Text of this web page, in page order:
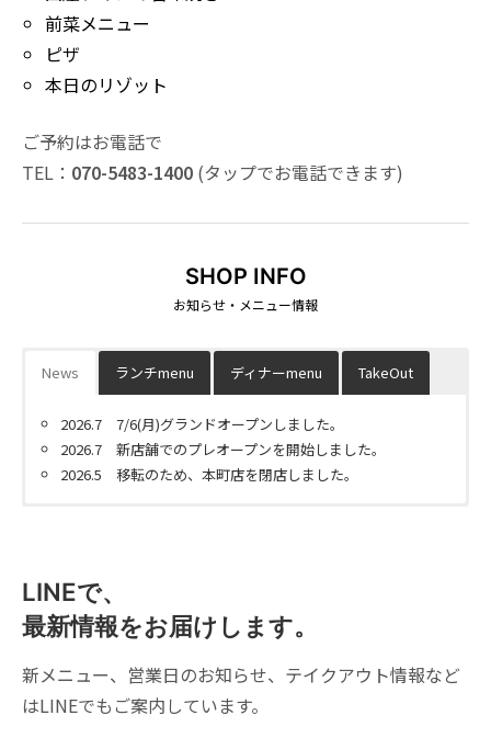
前菜メニュー
ピザ
本日のリゾット
ご予約はお電話で
TEL： 070-5483-1400 (タップでお電話できます)
SHOP INFO
お知らせ・メニュー情報
News ランチmenu ディナーmenu TakeOut
2026.7 7/6(月)グランドオープンしました。
2026.7 新店舗でのプレオープンを開始しました。
2026.5 移転のため、本町店を閉店しました。
ハーフ＆ハーフ(トマト・クリーム)
トマト(ロッソ)パスタ
Oilパスタランチ(ペペロンチーノ)
3,300円
本日のグリーンサラダ
本日のパスタ（クリーム／トマト／オイル）または リゾット
アウトの受付を休止させていただきます。
再開時は、LINE・Instagram・こちらのページでお知らせいたし
LINEで、
最新情報をお届けします。
新メニュー、営業日のお知らせ、テイクアウト情報など
はLINEでもご案内しています。